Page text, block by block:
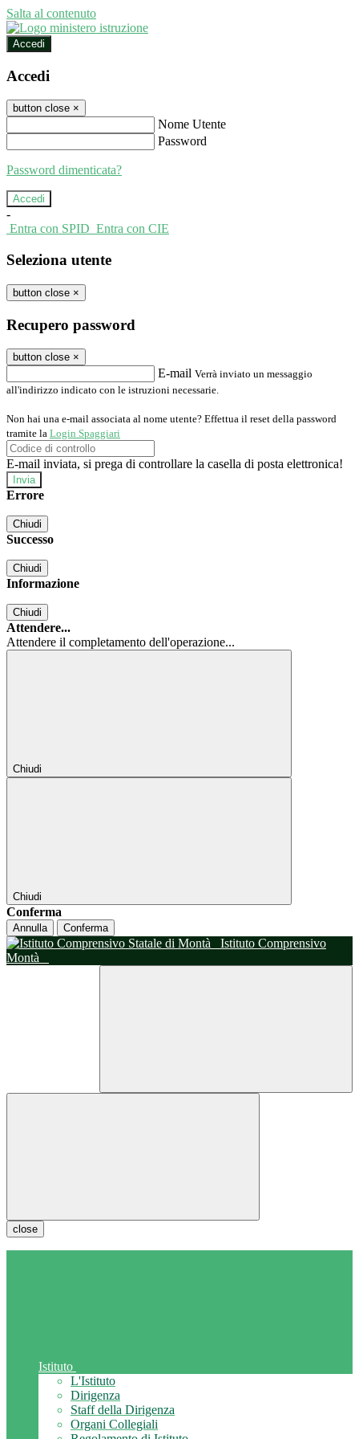
Salta al contenuto
Accedi
Accedi
button close ×
Nome Utente
Password
Password dimenticata?
-
Entra con SPID Entra con CIE
Seleziona utente
button close ×
Recupero password
button close ×
E-mail Verrà inviato un messaggio
all'indirizzo indicato con le istruzioni necessarie.
Non hai una e-mail associata al nome utente? Effettua il reset della password
tramite la Login Spaggiari
E-mail inviata, si prega di controllare la casella di posta elettronica!
Errore
Chiudi
Successo
Chiudi
Informazione
Chiudi
Attendere...
Attendere il completamento dell'operazione...
Chiudi
Chiudi
Conferma
Annulla Conferma
Istituto Comprensivo
Montà
close
Istituto
L'Istituto
Dirigenza
Staff della Dirigenza
Organi Collegiali